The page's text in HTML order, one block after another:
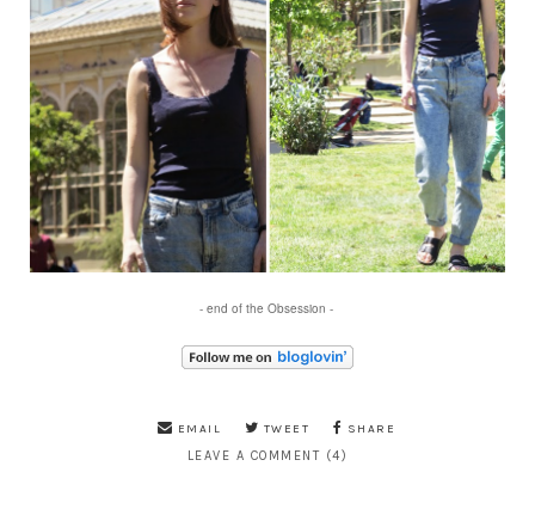
- end of the Obsession -
EMAIL TWEET SHARE
LEAVE A COMMENT (4)